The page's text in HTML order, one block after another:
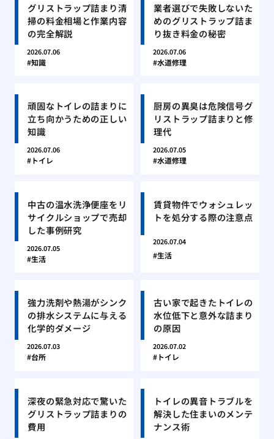
グリストラップ詰まり清
掃の料金相場と作業内容
の完全解説
2026.07.06
知識
業者選びで失敗しないた
めのグリストラップ詰ま
り抜き料金の秘密
2026.07.06
水道修理
頑固なトイレの詰まりに
立ち向かうための正しい
知識
2026.07.06
トイレ
厨房の異臭は危険信号グ
リストラップ詰まりと修
理代
2026.07.05
水道修理
中古の温水洗浄便座をリ
サイクルショップで売却
した事例研究
2026.07.05
生活
賃貸物件でウォシュレッ
トを処分する際の注意点
2026.07.04
生活
強力洗剤や熱湯がシンク
の排水システムに与える
化学的ダメージ
2026.07.03
台所
古い家で起きたトイレの
水位低下と意外な詰まり
の原因
2026.07.02
トイレ
深夜の緊急対応で驚いた
グリストラップ詰まりの
費用
トイレの異音トラブルを
解決した住まいのメンテ
ナンス術